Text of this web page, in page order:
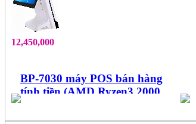
12,450,000
BP-7030 máy POS bán hàng
tính tiền (AMD Ryzen3 2000
Series, cảm ứng 15.6'' đa điểm)